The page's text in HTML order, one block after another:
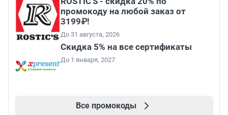
промокоду на любой заказ от
3199₽!
До 31 августа, 2026
Скидка 5% на все сертификаты
До 1 января, 2027
Все промокоды